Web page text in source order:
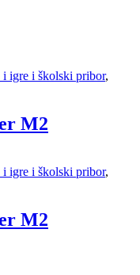
i igre i školski pribor,
M2
i igre i školski pribor,
M2